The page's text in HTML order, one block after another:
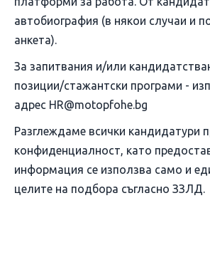
автобиография (в някои случаи и
анкета).
За запитвания и/или
позиции/стажантски програми -
адрес HR@motopfohe.bg
Разглеждаме всички кандидатури
конфиденциалност, като
информация се използва само и
целите на подбора съгласно ЗЗЛД.